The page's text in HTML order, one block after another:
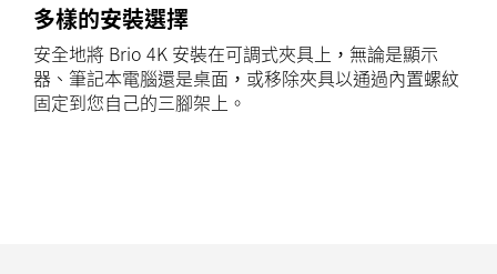
多樣的安裝選擇
安全地將 Brio 4K 安裝在可調式夾具上，無論是顯示
器、筆記本電腦還是桌面，或移除夾具以通過內置螺紋
固定到您自己的三腳架上。